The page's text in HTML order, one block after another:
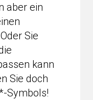
aber ein
Sie
kann
Sie doch
Symbols!